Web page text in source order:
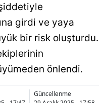
girdi ve yaya
bir risk oluşturdu.
önlendi.
Güncellenme